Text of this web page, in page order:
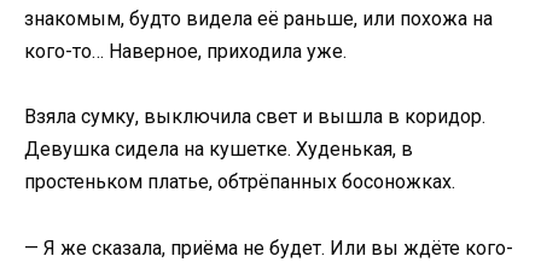
знакомым, будто видела её раньше, или похожа на
кого-то… Наверное, приходила уже.
Взяла сумку, выключила свет и вышла в коридор.
Девушка сидела на кушетке. Худенькая, в
простеньком платье, обтрёпанных босоножках.
— Я же сказала, приёма не будет. Или вы ждёте кого-